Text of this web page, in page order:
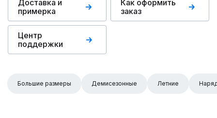
Доставка и
примерка
Как оформить
заказ
Центр
поддержки
Большие размеры Демисезонные Летние